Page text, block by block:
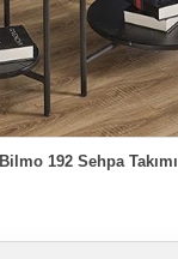
Bilmo 192 Sehpa Takımı